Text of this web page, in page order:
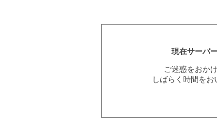
現在サーバ
ご迷惑をおか
しばらく時間を